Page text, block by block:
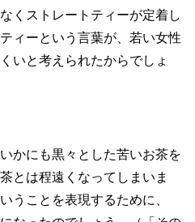
くストレートティーが定着し
ィーという言葉が、若い女性
いと考えられたからでしょ
かにも黒々とした苦いお茶を
とは程遠くなってしまいま
うことを表現するために、